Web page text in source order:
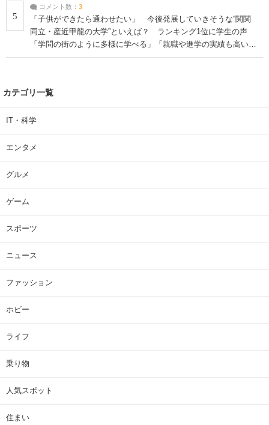
5
コメント数： 3
「子供ができたら通わせたい」 今後発展していきそうな“関関
同立・産近甲龍の大学”といえば？ ランキング1位に学生の声
「学問の街のように多様に学べる」「就職や進学の実績も高い」
| 大学 ねとらぼリサーチ
カテゴリ一覧
IT・科学
エンタメ
グルメ
ゲーム
スポーツ
ニュース
ファッション
ホビー
ライフ
乗り物
人気スポット
住まい